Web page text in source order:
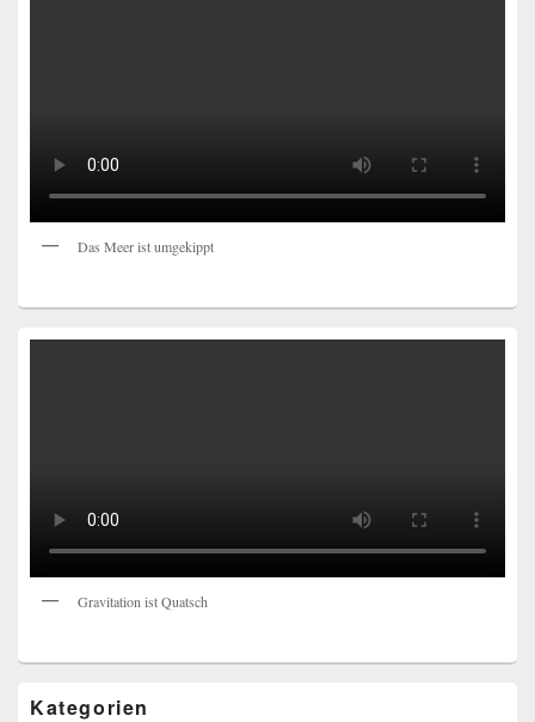
Das Meer ist umgekippt
Gravitation ist Quatsch
Kategorien